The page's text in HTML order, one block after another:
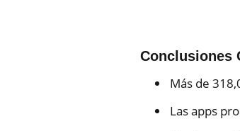
Conclusiones
Más de
Las apps